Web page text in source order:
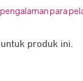
para
produk ini.